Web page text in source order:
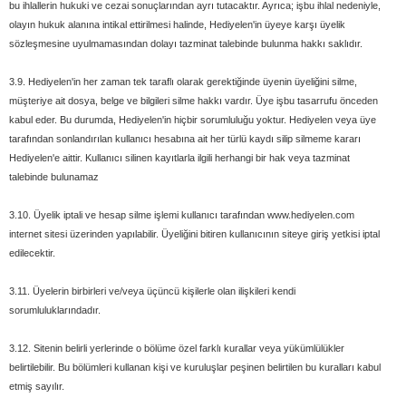
bu ihlallerin hukuki ve cezai sonuçlarından ayrı tutacaktır. Ayrıca; işbu ihlal nedeniyle,
olayın hukuk alanına intikal ettirilmesi halinde, Hediyelen'in üyeye karşı üyelik
sözleşmesine uyulmamasından dolayı tazminat talebinde bulunma hakkı saklıdır.
3.9. Hediyelen'in her zaman tek taraflı olarak gerektiğinde üyenin üyeliğini silme,
müşteriye ait dosya, belge ve bilgileri silme hakkı vardır. Üye işbu tasarrufu önceden
kabul eder. Bu durumda, Hediyelen'in hiçbir sorumluluğu yoktur. Hediyelen veya üye
tarafından sonlandırılan kullanıcı hesabına ait her türlü kaydı silip silmeme kararı
Hediyelen'e aittir. Kullanıcı silinen kayıtlarla ilgili herhangi bir hak veya tazminat
talebinde bulunamaz
3.10. Üyelik iptali ve hesap silme işlemi kullanıcı tarafından www.hediyelen.com
internet sitesi üzerinden yapılabilir. Üyeliğini bitiren kullanıcının siteye giriş yetkisi iptal
edilecektir.
3.11. Üyelerin birbirleri ve/veya üçüncü kişilerle olan ilişkileri kendi
sorumluluklarındadır.
3.12. Sitenin belirli yerlerinde o bölüme özel farklı kurallar veya yükümlülükler
belirtilebilir. Bu bölümleri kullanan kişi ve kuruluşlar peşinen belirtilen bu kuralları kabul
etmiş sayılır.